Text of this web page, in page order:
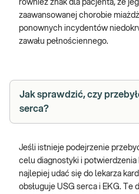
również znak dla pacjenta, że
zaawansowanej chorobie
ponownych incydentów
zawału pełnościennego.
Jak sprawdzić, czy
serca?
Jeśli istnieje podejrzenie
celu diagnostyki i
najlepiej udać się do lekarza
obsługuje USG serca i EKG. Te